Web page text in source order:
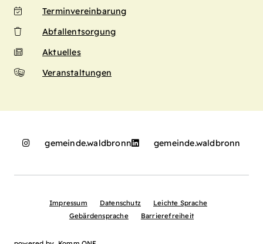
Terminvereinbarung
Abfallentsorgung
Aktuelles
Veranstaltungen
gemeinde.waldbronn gemeinde.waldbronn
Impressum Datenschutz
Leichte Sprache
Gebärdensprache
Barrierefreiheit